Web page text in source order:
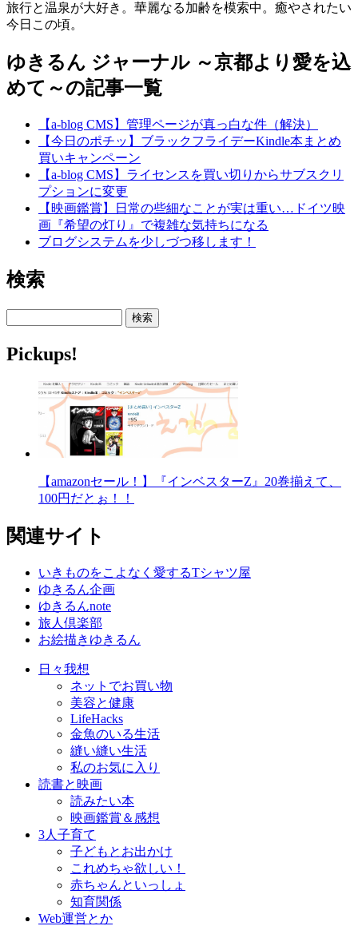
旅行と温泉が大好き。華麗なる加齢を模索中。癒やされたい
今日この頃。
ゆきるん ジャーナル ～京都より愛を込
めて～の記事一覧
【a-blog CMS】管理ページが真っ白な件（解決）
【今日のポチッ】ブラックフライデーKindle本まとめ
買いキャンペーン
【a-blog CMS】ライセンスを買い切りからサブスクリ
プションに変更
【映画鑑賞】日常の些細なことが実は重い…ドイツ映
画『希望の灯り』で複雑な気持ちになる
ブログシステムを少しづつ移します！
検索
検索
Pickups!
【amazonセール！】『インベスターZ』20巻揃えて、
100円だとぉ！！
関連サイト
いきものをこよなく愛するTシャツ屋
ゆきるん企画
ゆきるんnote
旅人倶楽部
お絵描きゆきるん
日々我想
ネットでお買い物
美容と健康
LifeHacks
金魚のいる生活
縫い縫い生活
私のお気に入り
読書と映画
読みたい本
映画鑑賞＆感想
3人子育て
子どもとお出かけ
これめちゃ欲しい！
赤ちゃんといっしょ
知育関係
Web運営とか